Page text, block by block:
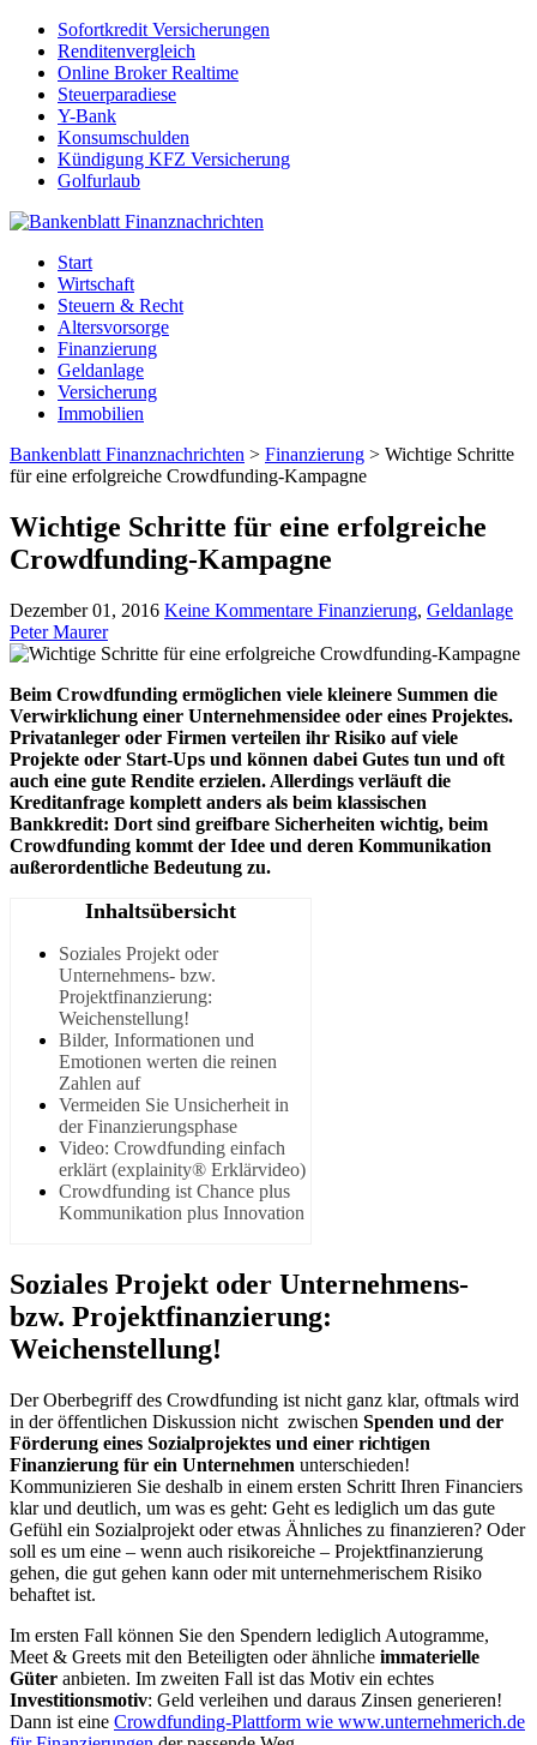
Sofortkredit Versicherungen
Renditenvergleich
Online Broker Realtime
Steuerparadiese
Y-Bank
Konsumschulden
Kündigung KFZ Versicherung
Golfurlaub
Start
Wirtschaft
Steuern & Recht
Altersvorsorge
Finanzierung
Geldanlage
Versicherung
Immobilien
Bankenblatt Finanznachrichten > Finanzierung > Wichtige Schritte
für eine erfolgreiche Crowdfunding-Kampagne
Wichtige Schritte für eine erfolgreiche
Crowdfunding-Kampagne
Dezember 01, 2016 Keine Kommentare Finanzierung, Geldanlage
Peter Maurer
Beim Crowdfunding ermöglichen viele kleinere Summen die
Verwirklichung einer Unternehmensidee oder eines Projektes.
Privatanleger oder Firmen verteilen ihr Risiko auf viele
Projekte oder Start-Ups und können dabei Gutes tun und oft
auch eine gute Rendite erzielen. Allerdings verläuft die
Kreditanfrage komplett anders als beim klassischen
Bankkredit: Dort sind greifbare Sicherheiten wichtig, beim
Crowdfunding kommt der Idee und deren Kommunikation
außerordentliche Bedeutung zu.
Inhaltsübersicht
Soziales Projekt oder
Unternehmens- bzw.
Projektfinanzierung:
Weichenstellung!
Bilder, Informationen und
Emotionen werten die reinen
Zahlen auf
Vermeiden Sie Unsicherheit in
der Finanzierungsphase
Video: Crowdfunding einfach
erklärt (explainity® Erklärvideo)
Crowdfunding ist Chance plus
Kommunikation plus Innovation
Soziales Projekt oder Unternehmens-
bzw. Projektfinanzierung:
Weichenstellung!
Der Oberbegriff des Crowdfunding ist nicht ganz klar, oftmals wird
in der öffentlichen Diskussion nicht zwischen Spenden und der
Förderung eines Sozialprojektes und einer richtigen
Finanzierung für ein Unternehmen unterschieden!
Kommunizieren Sie deshalb in einem ersten Schritt Ihren Financiers
klar und deutlich, um was es geht: Geht es lediglich um das gute
Gefühl ein Sozialprojekt oder etwas Ähnliches zu finanzieren? Oder
soll es um eine – wenn auch risikoreiche – Projektfinanzierung
gehen, die gut gehen kann oder mit unternehmerischem Risiko
behaftet ist.
Im ersten Fall können Sie den Spendern lediglich Autogramme,
Meet & Greets mit den Beteiligten oder ähnliche immaterielle
Güter anbieten. Im zweiten Fall ist das Motiv ein echtes
Investitionsmotiv: Geld verleihen und daraus Zinsen generieren!
Dann ist eine Crowdfunding-Plattform wie www.unternehmerich.de